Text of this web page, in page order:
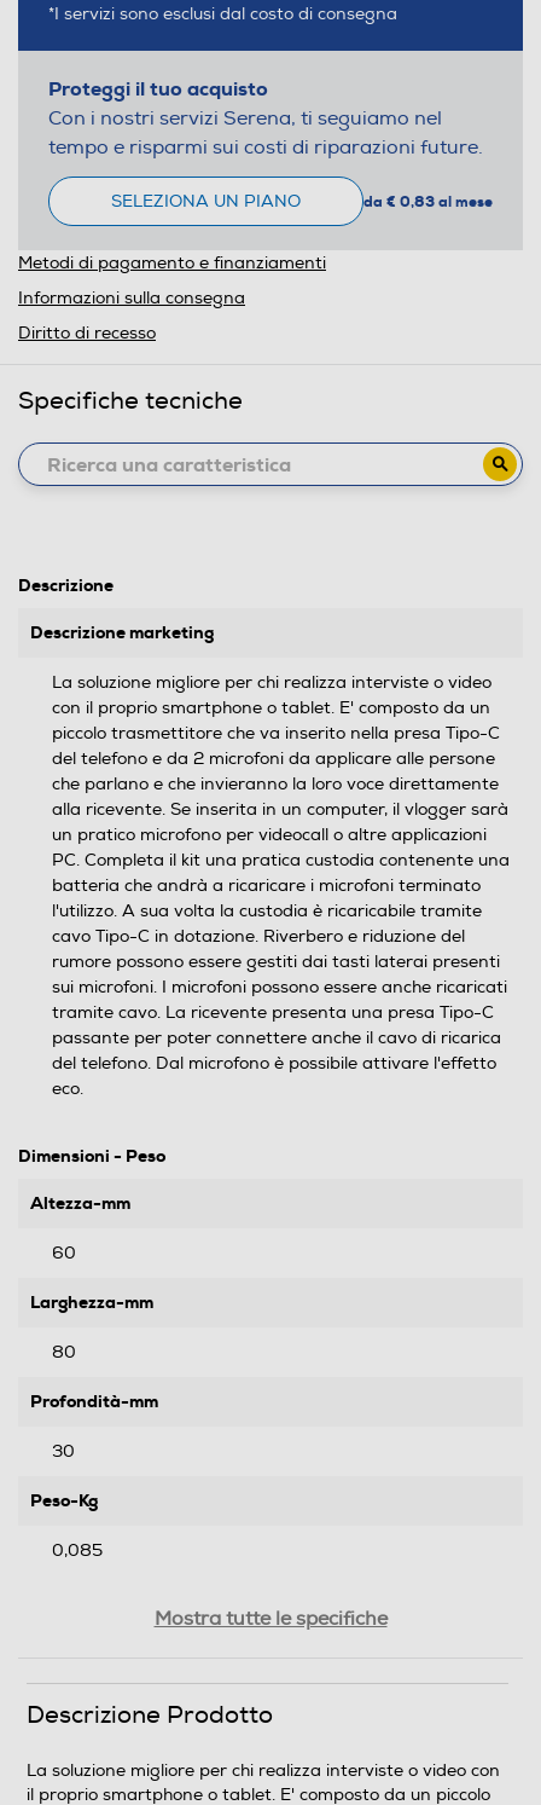
*I servizi sono esclusi dal costo di consegna
Proteggi il tuo acquisto
Con i nostri servizi Serena, ti seguiamo nel
tempo e risparmi sui costi di riparazioni future.
SELEZIONA UN PIANO da € 0,83 al mese
Metodi di pagamento e finanziamenti
Informazioni sulla consegna
Diritto di recesso
Specifiche tecniche
Descrizione
Descrizione marketing
La soluzione migliore per chi realizza interviste o video
con il proprio smartphone o tablet. E' composto da un
piccolo trasmettitore che va inserito nella presa Tipo-C
del telefono e da 2 microfoni da applicare alle persone
che parlano e che invieranno la loro voce direttamente
alla ricevente. Se inserita in un computer, il vlogger sarà
un pratico microfono per videocall o altre applicazioni
PC. Completa il kit una pratica custodia contenente una
batteria che andrà a ricaricare i microfoni terminato
l'utilizzo. A sua volta la custodia è ricaricabile tramite
cavo Tipo-C in dotazione. Riverbero e riduzione del
rumore possono essere gestiti dai tasti laterai presenti
sui microfoni. I microfoni possono essere anche ricaricati
tramite cavo. La ricevente presenta una presa Tipo-C
passante per poter connettere anche il cavo di ricarica
del telefono. Dal microfono è possibile attivare l'effetto
eco.
Dimensioni - Peso
Altezza-mm
60
Larghezza-mm
80
Profondità-mm
30
Peso-Kg
0,085
Informazioni sulla sicurezza del prodotto
Mostra tutte le specifiche
Descrizione Prodotto
La soluzione migliore per chi realizza interviste o video con
il proprio smartphone o tablet. E' composto da un piccolo